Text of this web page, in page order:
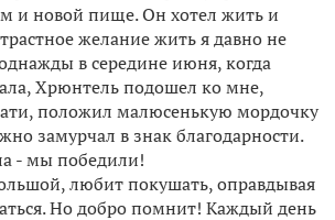
и новой пище. Он хотел жить и
желание жить я давно не
в середине июня, когда
Хрюнтель подошел ко мне,
положил малюсенькую мордочку
замурчал в знак благодарности.
- мы победили!
любит покушать, оправдывая
Но добро помнит! Каждый день